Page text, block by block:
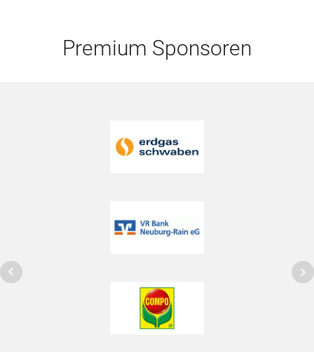
Premium Sponsoren